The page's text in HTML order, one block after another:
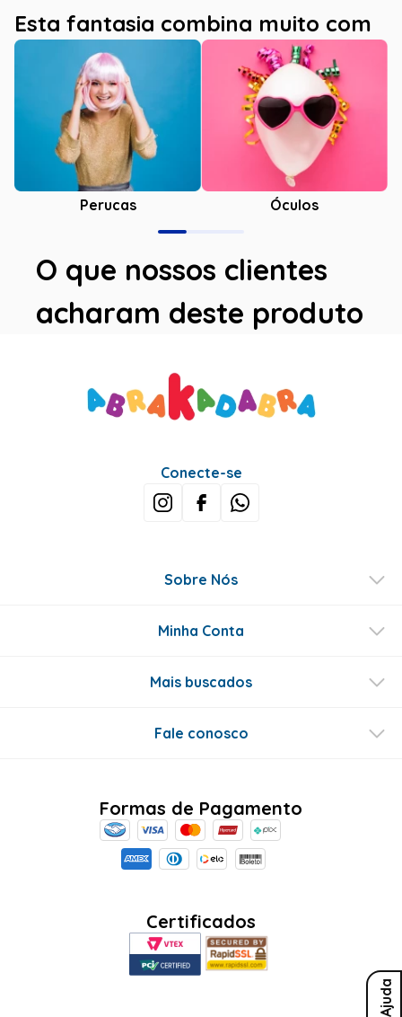
Esta fantasia combina muito com
Perucas Óculos
O que nossos clientes
acharam deste produto
Avaliações
Este produto ainda não tem avaliações
SEJA O PRIMEIRO A AVALIAR
Perguntas & respostas
Este produto ainda não tem perguntas
Ajuda